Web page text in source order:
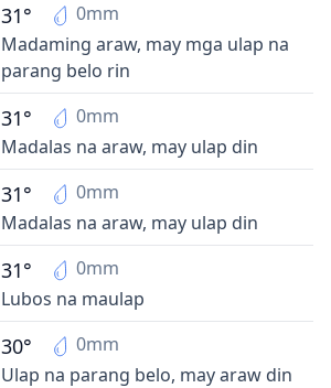
Madaming araw, may mga ulap na
parang belo rin
31° 0mm
Madalas na araw, may ulap din
31° 0mm
Madalas na araw, may ulap din
31° 0mm
Lubos na maulap
31° 0mm
Ulap na parang belo, may araw din
30° 0mm